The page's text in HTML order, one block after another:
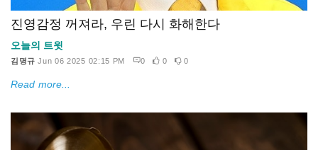
진영감정 꺼져라, 우린 다시 화해한다
오늘의 트윗
김명규 Jun 06 2025 02:15 PM 0 0 0
Read more...